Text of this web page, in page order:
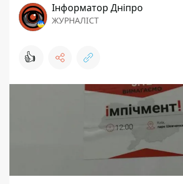
Інформатор Дніпро
ЖУРНАЛІСТ
👍